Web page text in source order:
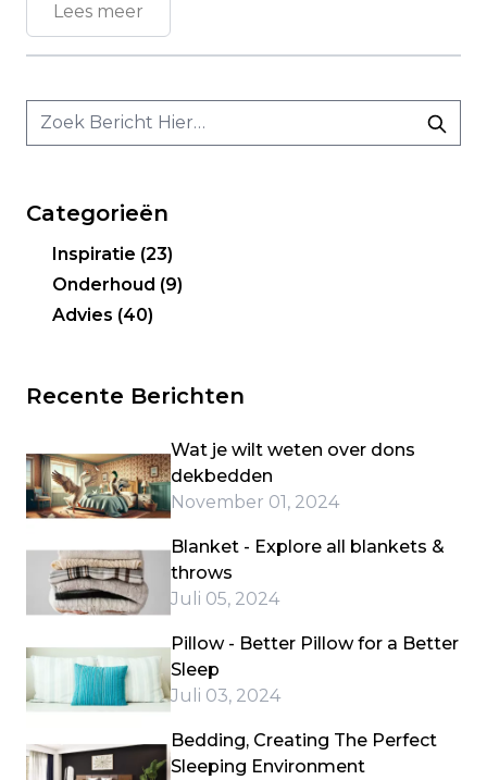
Lees meer
Categorieën
Inspiratie (23)
Onderhoud (9)
Advies (40)
Recente Berichten
Wat je wilt weten over dons
dekbedden
November 01, 2024
Blanket - Explore all blankets &
throws
Juli 05, 2024
Pillow - Better Pillow for a Better
Sleep
Juli 03, 2024
Bedding, Creating The Perfect
Sleeping Environment